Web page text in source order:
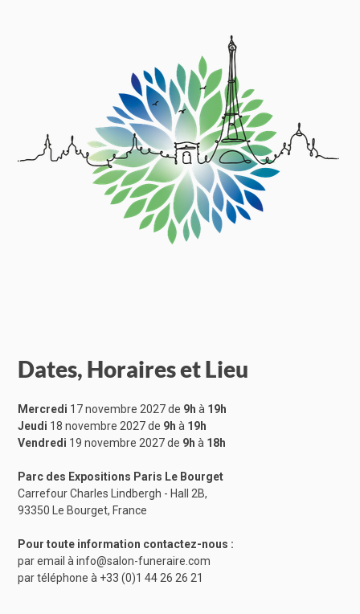
Dates, Horaires et Lieu
Mercredi 17 novembre 2027 de 9hà 19h
Jeudi 18 novembre 2027 de 9hà 19h
Vendredi 19 novembre 2027 de 9hà 18h
Parc des Expositions Paris Le Bourget
Carrefour Charles Lindbergh - Hall 2B,
93350 Le Bourget, France
Pour toute information contactez-nous :
par email àinfo@salon-funeraire.com
par téléphone à +33 (0)1 44 26 26 21